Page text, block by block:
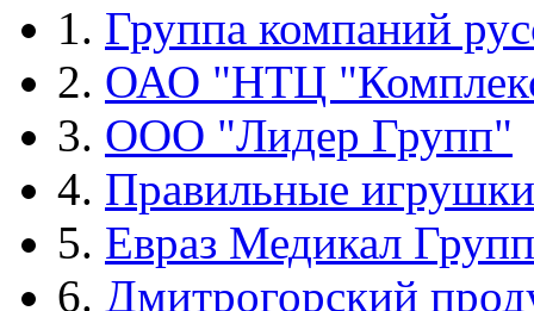
1. Группа компаний
2. ОАО "НТЦ
3. ООО "Лидер Групп"
4. Правильные игрушки
5. Евраз Медикал Групп
6. Дмитрогорский